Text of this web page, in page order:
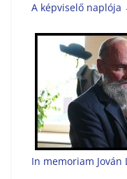
A képviselő naplója
In memoriam Jován